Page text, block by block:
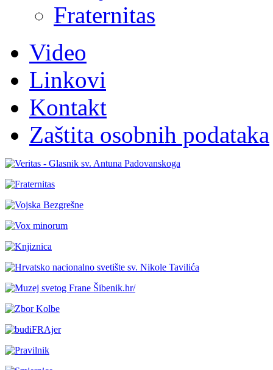
Fraternitas
Video
Linkovi
Kontakt
Zaštita osobnih podataka